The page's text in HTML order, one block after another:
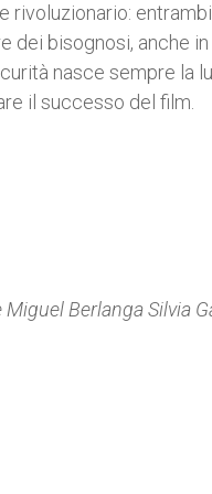
dei bisognosi, anche
nasce sempre la
il successo del film.
Berlanga Silvia